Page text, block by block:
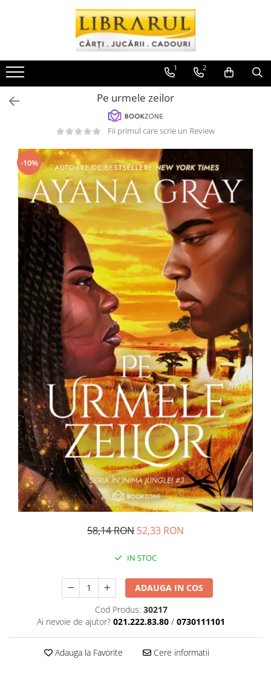
Toate Produsele
CARTI
Arta, arhitectura si fotografie
Arhitectura
Pictura si desen
Biografii si memorii
Biografii
Memorii si jurnale
Teorie si critica literara
Business, economie, finante
Economie
Finante si investitii
Management si leadership
Pedagogie
Resurse umane
Vanzari si marketing
Carte scolara
Atlase, dictionare si enciclopedii
Carte prescolara
Carte scolara
Dictionare de limba romana
Ghiduri de conversatie
Invatamant gimnazial
Invatamant primar
Invatarea limbilor straine
Liceu
Povesti si povestiri
Activitati si jocuri pentru copii
Benzi desenate
Carti de colorat
1 2
Pe urmele zeilor
Fii primul care scrie un Review
-10%
58,14 RON 52,33 RON
IN STOC
ADAUGA IN COS
Cod Produs: 30217
Ai nevoie de ajutor? 021.222.83.80 / 0730111101
Adauga la Favorite Cere informatii